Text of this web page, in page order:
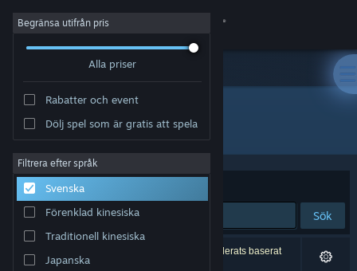
Logga in
Om
Support
Byt språk
Begränsa utifrån pris
Alla priser
Rabatter och event
Dölj spel som är gratis att spela
Filtrera efter språk
Svenska
Förenklad kinesiska
Traditionell kinesiska
Japanska
Utvecklare: LocalJamStudio
Sortera efter Relevans
Sök
0 träffar matchade din sökning. 5 titlar har exkluderats baserat
på dina preferenser.